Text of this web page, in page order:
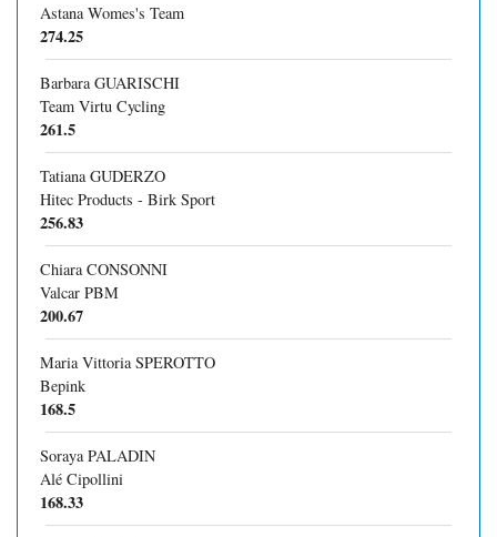
Astana Womes's Team
274.25
Barbara GUARISCHI
Team Virtu Cycling
261.5
Tatiana GUDERZO
Hitec Products - Birk Sport
256.83
Chiara CONSONNI
Valcar PBM
200.67
Maria Vittoria SPEROTTO
Bepink
168.5
Soraya PALADIN
Alé Cipollini
168.33